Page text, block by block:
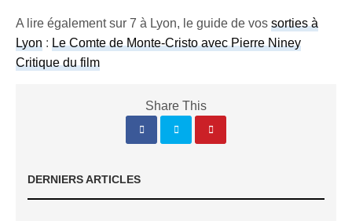
A lire également sur 7 à Lyon, le guide de vossorties à
Lyon :Le Comte de Monte-Cristo avec Pierre Niney
Critique du film
Share This
DERNIERS ARTICLES